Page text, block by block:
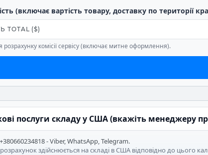
(включає вартість товару, доставку по території
розрахунку комісії сервісу (включає митне оформлення).
послуги складу у США (вкажіть менеджеру
+380660234818 - Viber, WhatsApp, Telegram.
здійснюється на складі в США відповідно до цього